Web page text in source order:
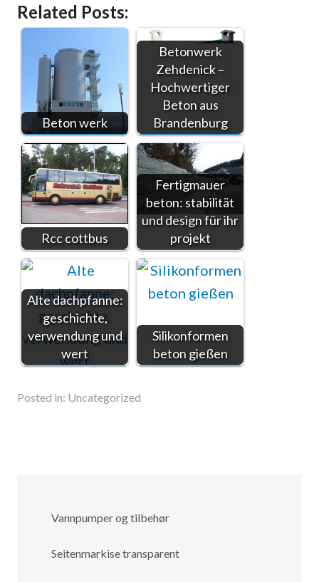
Related Posts:
Beton werk
Betonwerk
Zehdenick –
Hochwertiger
Beton aus
Brandenburg
Rcc cottbus
Fertigmauer
beton: stabilität
und design für ihr
projekt
Alte dachpfanne:
geschichte,
verwendung und
wert
Silikonformen
beton gießen
Posted in: Uncategorized
Vannpumper og tilbehør
Seitenmarkise transparent